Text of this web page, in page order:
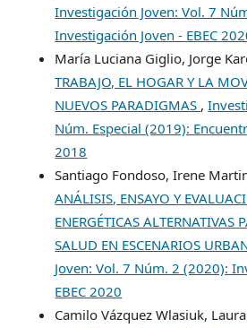
Investigación Joven: Vol. 7
Investigación Joven - EBEC
María Luciana Giglio, Jorge
TRABAJO, EL HOGAR Y LA
NUEVOS PARADIGMAS ,
Núm. Especial (2019):
2018
Santiago Fondoso, Irene
ANÁLISIS, ENSAYO Y
ENERGÉTICAS ALTERNATIVAS
SALUD EN ESCENARIOS
Joven: Vol. 7 Núm. 2 (2020):
EBEC 2020
Camilo Vázquez Wlasiuk,